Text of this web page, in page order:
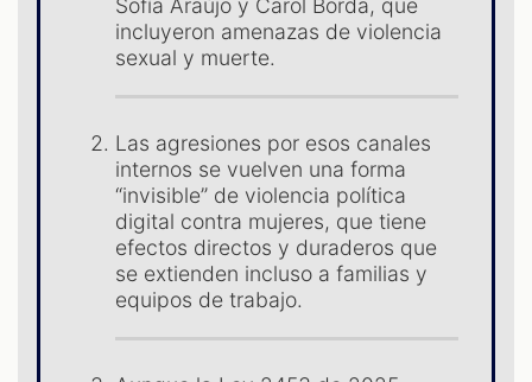
incluyeron amenazas de violencia
sexual y muerte.
Las agresiones por esos canales
internos se vuelven una forma
“invisible” de violencia política
digital contra mujeres, que tiene
efectos directos y duraderos que
se extienden incluso a familias y
equipos de trabajo.